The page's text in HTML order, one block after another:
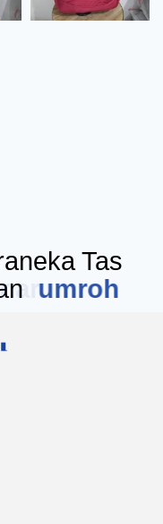
Tas
seminar